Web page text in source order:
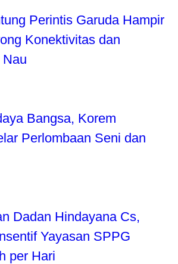
Perintis Garuda Hampir
Konektivitas dan
Bangsa, Korem
Perlombaan Seni dan
Dadan Hindayana Cs,
Yayasan SPPG
per Hari